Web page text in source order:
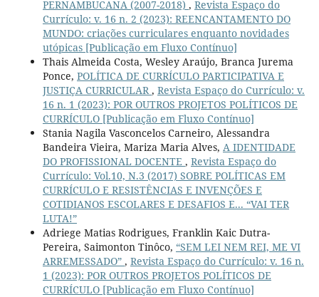
PERNAMBUCANA (2007-2018) , Revista Espaço do
Currículo: v. 16 n. 2 (2023): REENCANTAMENTO DO
MUNDO: criações curriculares enquanto novidades
utópicas [Publicação em Fluxo Contínuo]
Thais Almeida Costa, Wesley Araújo, Branca Jurema
Ponce, POLÍTICA DE CURRÍCULO PARTICIPATIVA E
JUSTIÇA CURRICULAR , Revista Espaço do Currículo: v.
16 n. 1 (2023): POR OUTROS PROJETOS POLÍTICOS DE
CURRÍCULO [Publicação em Fluxo Contínuo]
Stania Nagila Vasconcelos Carneiro, Alessandra
Bandeira Vieira, Mariza Maria Alves, A IDENTIDADE
DO PROFISSIONAL DOCENTE , Revista Espaço do
Currículo: Vol.10, N.3 (2017) SOBRE POLÍTICAS EM
CURRÍCULO E RESISTÊNCIAS E INVENÇÕES E
COTIDIANOS ESCOLARES E DESAFIOS E... “VAI TER
LUTA!”
Adriege Matias Rodrigues, Franklin Kaic Dutra-
Pereira, Saimonton Tinôco, “SEM LEI NEM REI, ME VI
ARREMESSADO” , Revista Espaço do Currículo: v. 16 n.
1 (2023): POR OUTROS PROJETOS POLÍTICOS DE
CURRÍCULO [Publicação em Fluxo Contínuo]